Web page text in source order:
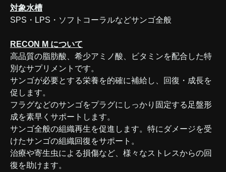
対象水槽
SPS・LPS・ソフトコーラルなどサンゴ全般
RECON M について
高品質の脂肪酸、希少アミノ酸、ビタミンを配合した特
別なサプリメントです。
サンゴが必要とする栄養を的確に補給し、回復・成長を
促します。
フラグなどのサンゴをプラグにしっかり固定する足盤形
成を素早くサポートします。
サンゴ全般の組織再生を促進します。特にダメージを受
けたサンゴの組織回復をサポート。
治療や寄生虫による損傷など、様々なストレスからの回
復を助けます。